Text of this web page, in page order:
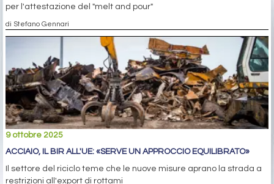
per l'attestazione del "melt and pour"
di Stefano Gennari
9 ottobre 2025
ACCIAIO, IL BIR ALL'UE: «SERVE UN APPROCCIO EQUILIBRATO»
Il settore del riciclo teme che le nuove misure aprano la strada a
restrizioni all'export di rottami